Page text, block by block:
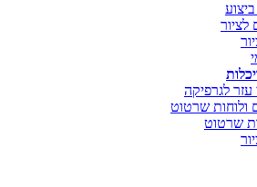
לציור
עזר לגרפיקה
ולוחות שרטוט
שרטוט